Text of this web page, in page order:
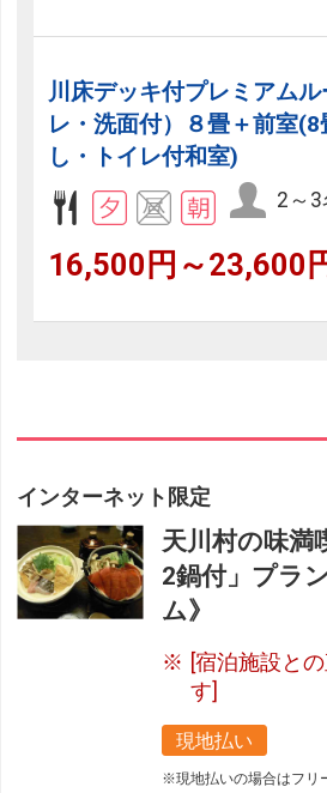
川床デッキ付プレミアム
レ・洗面付）８畳＋前室
し・トイレ付和室)
2～3
16,500円～23,600
インターネット限定
天川村の味満
2鍋付」プラ
ム》
[宿泊施設と
す]
現地払い
※現地払いの場合はフリ